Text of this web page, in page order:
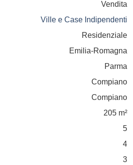
Vendita
Ville e Case Indipendenti
Residenziale
Emilia-Romagna
Parma
Compiano
Compiano
205 m²
5
4
3